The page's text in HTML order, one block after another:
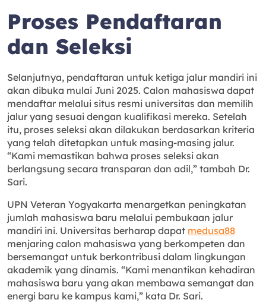
Proses Pendaftaran
dan Seleksi
Selanjutnya, pendaftaran untuk ketiga jalur mandiri ini
akan dibuka mulai Juni 2025. Calon mahasiswa dapat
mendaftar melalui situs resmi universitas dan memilih
jalur yang sesuai dengan kualifikasi mereka. Setelah
itu, proses seleksi akan dilakukan berdasarkan kriteria
yang telah ditetapkan untuk masing-masing jalur.
“Kami memastikan bahwa proses seleksi akan
berlangsung secara transparan dan adil,” tambah Dr.
Sari.
UPN Veteran Yogyakarta menargetkan peningkatan
jumlah mahasiswa baru melalui pembukaan jalur
mandiri ini. Universitas berharap dapat medusa88
menjaring calon mahasiswa yang berkompeten dan
bersemangat untuk berkontribusi dalam lingkungan
akademik yang dinamis. “Kami menantikan kehadiran
mahasiswa baru yang akan membawa semangat dan
energi baru ke kampus kami,” kata Dr. Sari.